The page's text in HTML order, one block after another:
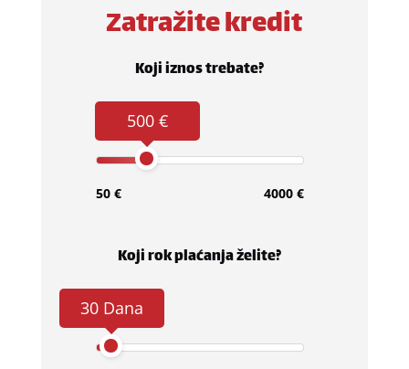
Zatražite kredit
Koji iznos trebate?
500 €
50 € 4000 €
Koji rok plaćanja želite?
30 Dana